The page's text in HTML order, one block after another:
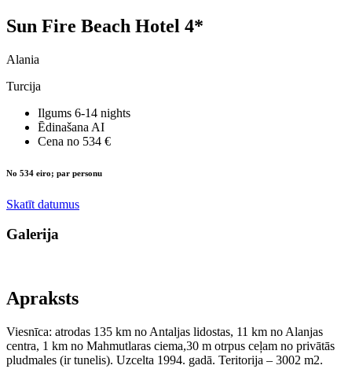
Sun Fire Beach Hotel 4*
Alania
Turcija
Ilgums 6-14 nights
Ēdinašana AI
Cena no 534 €
No 534 eiro; par personu
Skatīt datumus
Galerija
Apraksts
Viesnīca: atrodas 135 km no Antaljas lidostas, 11 km no Alanjas
centra, 1 km no Mahmutlaras ciema,30 m otrpus ceļam no privātās
pludmales (ir tunelis). Uzcelta 1994. gadā. Teritorija – 3002 m2.